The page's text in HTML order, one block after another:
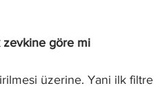
zevkine göre mi
üzerine. Yani ilk filtre